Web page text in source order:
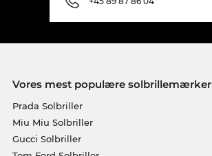
Vores mest populære solbrillemærker
Prada Solbriller
Miu Miu Solbriller
Gucci Solbriller